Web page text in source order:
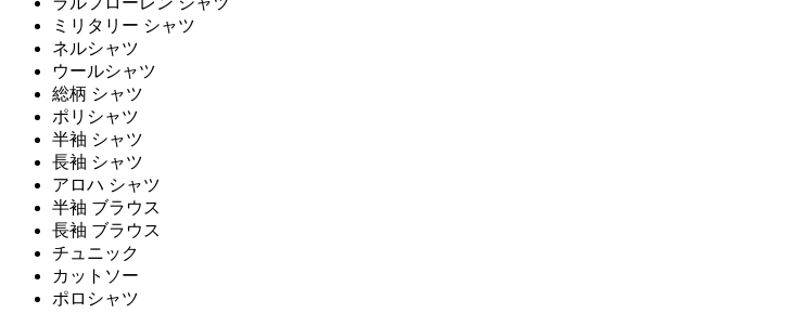
ミリタリー シャツ
ネルシャツ
ウールシャツ
総柄 シャツ
ポリシャツ
半袖 シャツ
長袖 シャツ
アロハ シャツ
半袖 ブラウス
長袖 ブラウス
チュニック
カットソー
ポロシャツ